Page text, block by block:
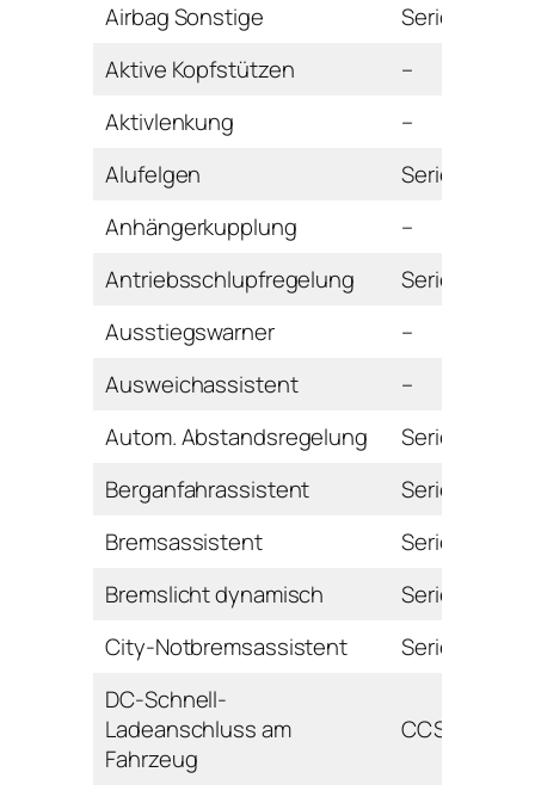
Airbag Sonstige
Serie
Aktive Kopfstützen
–
Aktivlenkung
–
Alufelgen
Serie
Anhängerkupplung
–
Antriebsschlupfregelung
Serie
Ausstiegswarner
–
Ausweichassistent
–
Autom. Abstandsregelung
Serie
Berganfahrassistent
Serie
Bremsassistent
Serie
Bremslicht dynamisch
Serie
City-Notbremsassistent
Serie
DC-Schnell-
Ladeanschluss am
Fahrzeug
CCS